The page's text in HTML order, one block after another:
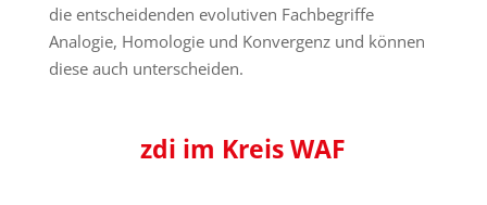
die entscheidenden evolutiven Fachbegriffe
Analogie, Homologie und Konvergenz und können
diese auch unterscheiden.
zdi im KreisWAF